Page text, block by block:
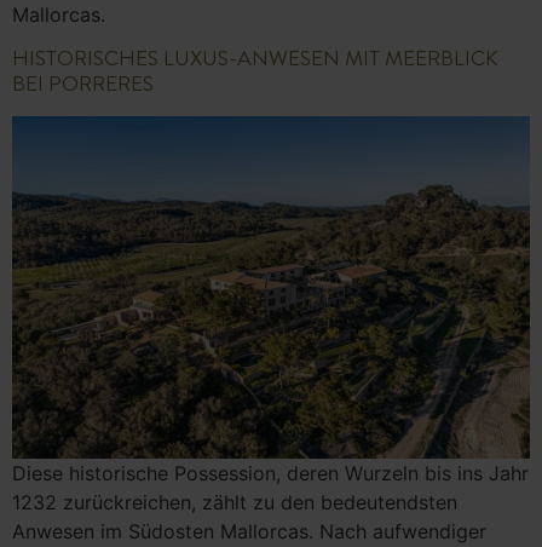
Mallorcas.
HISTORISCHES LUXUS-ANWESEN MIT MEERBLICK
BEI PORRERES
Diese historische Possession, deren Wurzeln bis ins Jahr
1232 zurückreichen, zählt zu den bedeutendsten
Anwesen im Südosten Mallorcas. Nach aufwendiger